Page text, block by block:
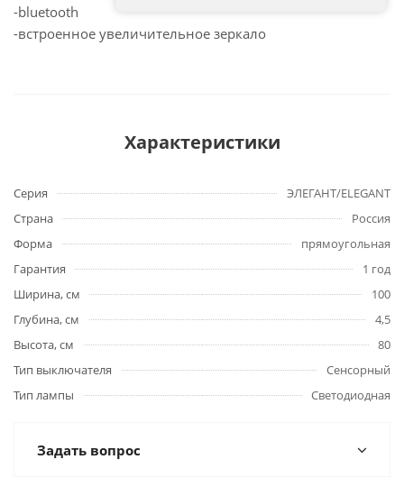
-bluetooth
-встроенное увеличительное зеркало
Характеристики
Серия
ЭЛЕГАНТ/ELEGANT
Страна
Россия
Форма
прямоугольная
Гарантия
1 год
Ширина, см
100
Глубина, см
4,5
Высота, см
80
Тип выключателя
Сенсорный
Тип лампы
Светодиодная
Задать вопрос